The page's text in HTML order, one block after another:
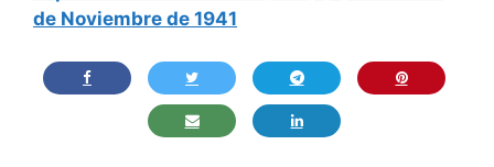
de Noviembre de 1941